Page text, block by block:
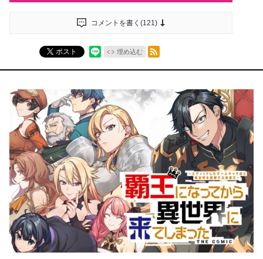
コメントを書く(121)
ポスト 埋め込む
RSSフィード